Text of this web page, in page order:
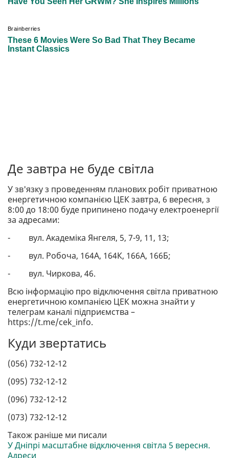
Де завтра не буде світла
У зв'язку з проведенням планових робіт приватною
енергетичною компанією ЦЕК завтра, 6 вересня, з
8:00 до 18:00 буде припинено подачу електроенергії
за адресами:
- вул. Академіка Янгеля, 5, 7-9, 11, 13;
- вул. Робоча, 164А, 164К, 166А, 166Б;
- вул. Чиркова, 46.
Всю інформацію про відключення світла приватною
енергетичною компанією ЦЕК можна знайти у
телеграм каналі підприємства –
https://t.me/cek_info.
Куди звертатись
(056) 732-12-12
(095) 732-12-12
(096) 732-12-12
(073) 732-12-12
Також раніше ми писали
У Дніпрі масштабне відключення світла 5 вересня.
Адреси